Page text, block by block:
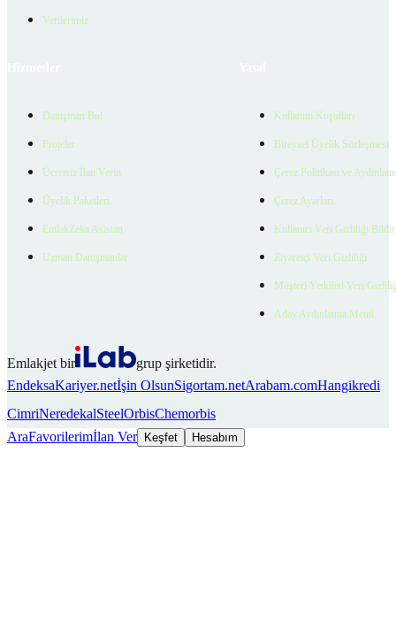
Verilerimiz
Danışman Bul
Projeler
Ücretsiz İlan Verin
Üyelik Paketleri
EmlakZeka Asistan
Uzman Danışmanlar
Kullanım Koşulları
Bireysel Üyelik Sözleşmesi
Çerez Politikası ve
Çerez Ayarları
Kullanıcı Veri Gizliliği
Ziyaretçi Veri Gizliliği
Müşteri Yetkilisi Veri
Aday Aydınlatma Metni
Emlakjet bir
grup şirketidir.
EndeksaKariyer.netİşin OlsunSigortam.netArabam.comHangikredi
CimriNeredekalSteelOrbisChemorbis
AraFavorilerimİlan Ver Keşfet Hesabım